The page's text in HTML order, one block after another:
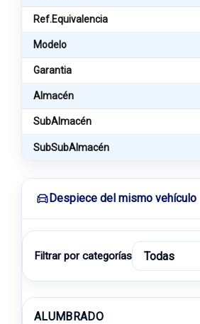
Ref.Equivalencia
Modelo
Garantia
Almacén
SubAlmacén
SubSubAlmacén
Despiece del mismo vehículo
Filtrar por categorías
ALUMBRADO